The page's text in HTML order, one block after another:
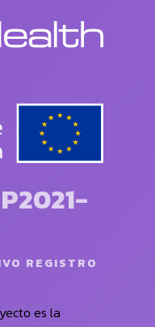
REGISTRO
es la